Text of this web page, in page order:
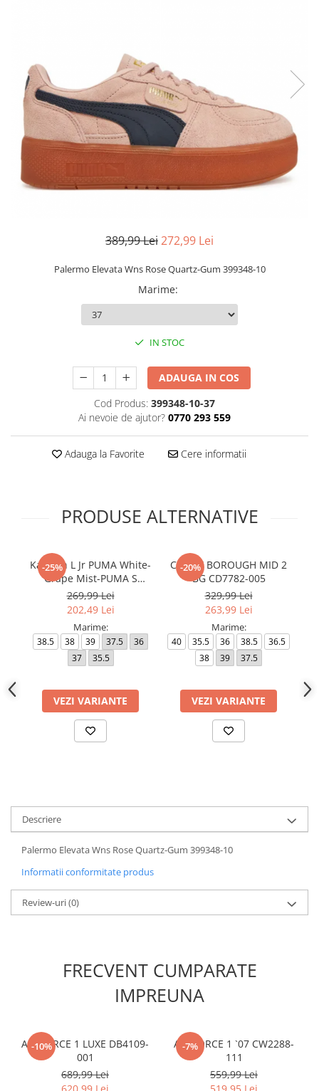
389,99 Lei272,99 Lei
Palermo Elevata Wns Rose Quartz-Gum 399348-10
Marime:
IN STOC
ADAUGA IN COS
Cod Produs: 399348-10-37
Ai nevoie de ajutor? 0770 293 559
Adauga la Favorite Cere informatii
PRODUSE ALTERNATIVE
-25%
Karmen L Jr PUMA White-
Grape Mist-PUMA S
387374-11
269,99 Lei
202,49 Lei
Marime:
38.5 38 39 37.5
36
37
35.5
VEZI VARIANTE
-20%
COURT BOROUGH MID 2
BG CD7782-005
329,99 Lei
263,99 Lei
Marime:
40 35.5 36 38.5
36.5
38
39 37.5
VEZI VARIANTE
Descriere
Palermo Elevata Wns Rose Quartz-Gum 399348-10
Informatii conformitate produs
Review-uri(0)
FRECVENT CUMPARATE
IMPREUNA
-10%
AIR FORCE 1 LUXE DB4109-
001
689,99 Lei
-7%
AIR FORCE 1 `07 CW2288-
111
559,99 Lei